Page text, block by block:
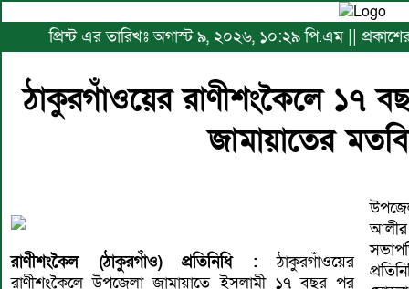
প্রিন্ট এর তারিখঃ অগাস্ট ৯, ২০২৬, ১০:২৯ পি.এম ||
ঠাকুরগাঁওয়ের রাণীশংকৈলে ১৭
জামায়াতের
রাণীশংকৈল (ঠাকুরগাঁও) প্রতিনিধি :ঠাকুরগাঁওয়ের
রাণীশংকৈলে উপজেলা জামায়াতে ইসলামী ১৭ বছর পর
আলীর